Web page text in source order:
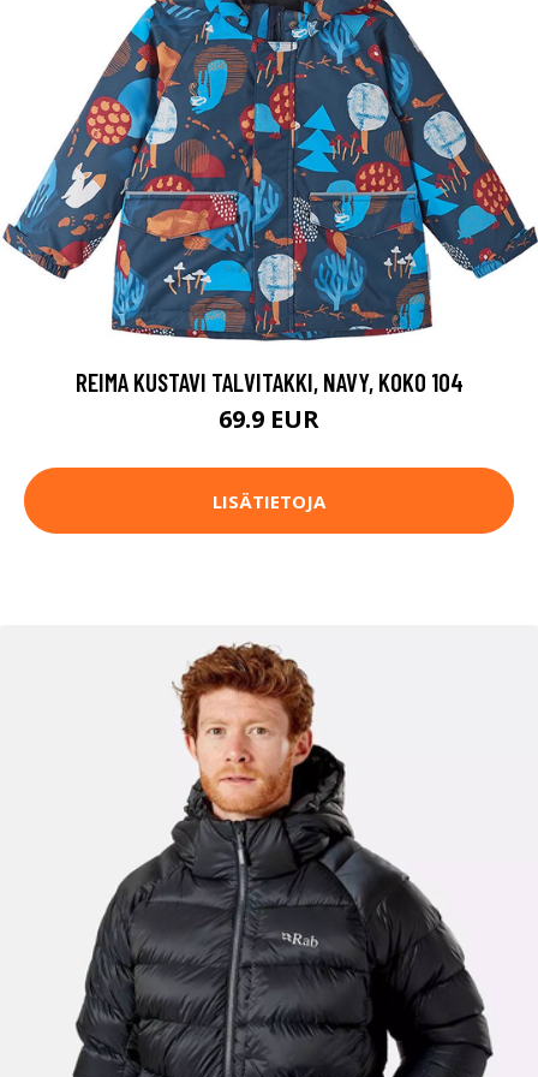
REIMA KUSTAVI TALVITAKKI, NAVY, KOKO 104
69.9 EUR
LISÄTIETOJA